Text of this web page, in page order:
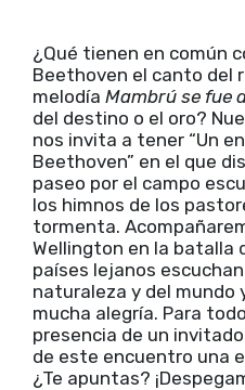
¿Qué tienen en común
Beethoven el canto del
melodía Mambrú se fue
del destino o el oro?
nos invita a tener “Un
Beethoven” en el que
paseo por el campo
los himnos de los
tormenta.
Wellington en la batalla
países lejanos
naturaleza y del mundo
mucha alegría. Para
presencia de un
de este encuentro una
¿Te apuntas?